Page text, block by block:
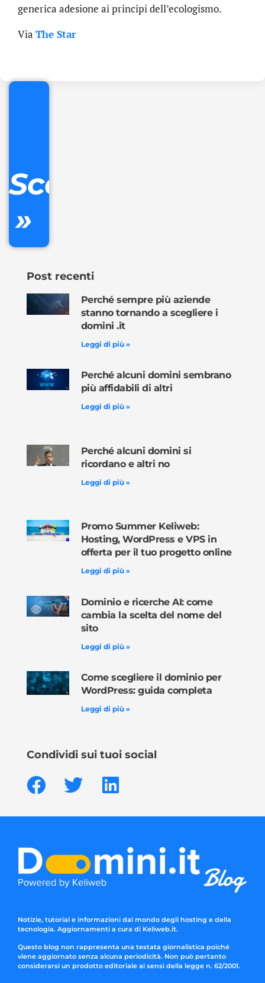
generica adesione ai principi dell’ecologismo.
Via The Star
Scopri
»
.online
Post recenti
Perché sempre più aziende
stanno tornando a scegliere i
domini .it
Leggi di più »
Perché alcuni domini sembrano
più affidabili di altri
Leggi di più »
Perché alcuni domini si
ricordano e altri no
Leggi di più »
Promo Summer Keliweb:
Hosting, WordPress e VPS in
offerta per il tuo progetto online
Leggi di più »
Dominio e ricerche AI: come
cambia la scelta del nome del
sito
Leggi di più »
Come scegliere il dominio per
WordPress: guida completa
Leggi di più »
Condividi sui tuoi social
Notizie, tutorial e informazioni dal mondo degli hosting e della
tecnologia. Aggiornamenti a cura di Keliweb.it.
Questo blog non rappresenta una testata giornalistica poiché
viene aggiornato senza alcuna periodicità. Non può pertanto
considerarsi un prodotto editoriale ai sensi della legge n. 62/2001.